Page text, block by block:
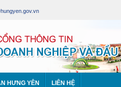
HƯNG YÊN LIÊN HỆ